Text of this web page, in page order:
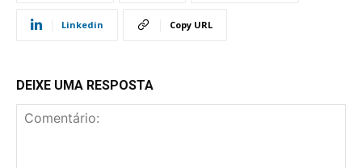
Linkedin Copy URL
DEIXE UMA RESPOSTA